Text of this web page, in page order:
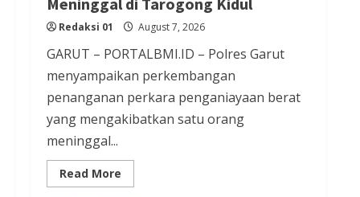
Redaksi 01 August 6, 2026
Berita Agama
Berita Nasional
Berita TNI/POLRI
Berita Trending
Kapolres Tangsel Hadiri
Perayaan HUT Vihara Boen Hay
Bio, Perkuat Sinergitas TNI-
POLRI dengan Tokoh Agama
Redaksi 01
Redaksi 01 August 7, 2026
GARUT – PORTALBMI.ID – Polres Garut
menyampaikan perkembangan
penanganan perkara penganiayaan berat
yang mengakibatkan satu orang
meninggal...
Read More
more